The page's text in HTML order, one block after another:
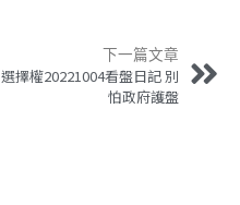
下一篇文章
選擇權20221004看盤日記 別
怕政府護盤